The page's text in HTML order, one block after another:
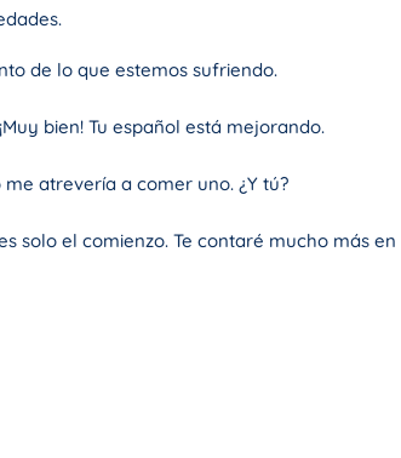
de lo que estemos sufriendo.
bien! Tu español está mejorando.
atrevería a comer uno. ¿Y tú?
solo el comienzo. Te contaré mucho más en